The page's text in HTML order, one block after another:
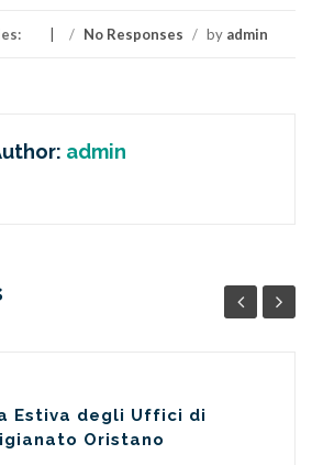
/ No Responses / by admin
admin
Estiva degli Uffici di
Oristano